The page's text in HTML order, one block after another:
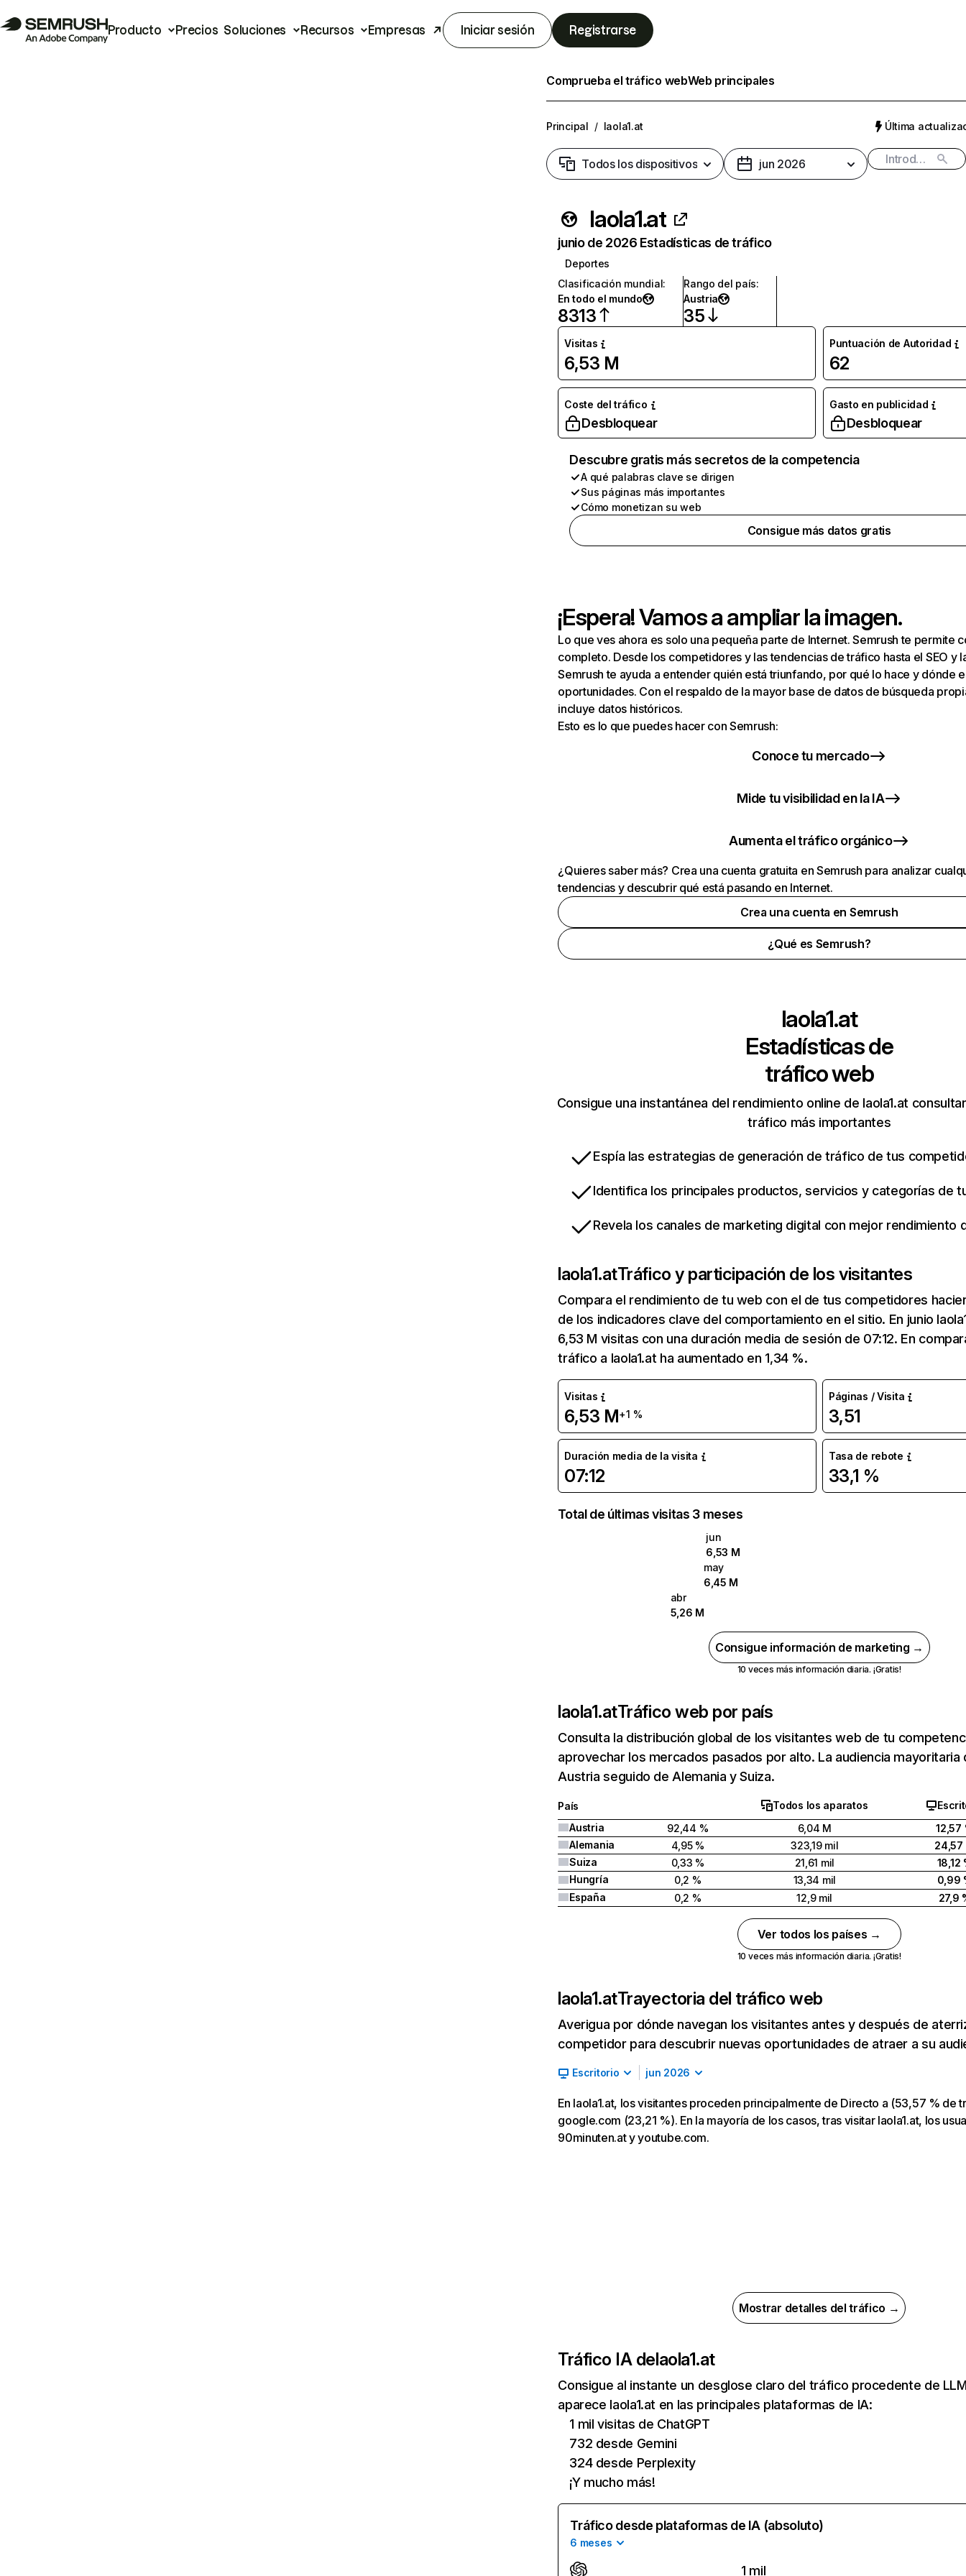
Producto Precios Soluciones Recursos Empresas Iniciar sesión Registrarse
Comprueba el tráfico webWeb principales
Principal / laola1.at Última
Todos los dispositivos jun 2026
laola1.at
junio de 2026 Estadísticas de tráfico
Deportes
Clasificación mundial:
En todo el mundo
8313
Rango del país:
Austria
35
Visitas
6,53 M
Puntuación de Autoridad
62
Coste del tráfico
Desbloquear
Gasto en publicidad
Desbloquear
Descubre gratis más secretos de la competencia
A qué palabras clave se dirigen
Sus páginas más importantes
Cómo monetizan su web
Consigue más datos gratis
¡Espera! Vamos a ampliar la imagen.
Lo que ves ahora es solo una pequeña parte de Internet. Semrush te permite
completo. Desde los competidores y las tendencias de tráfico hasta el SEO y
Semrush te ayuda a entender quién está triunfando, por qué lo hace y dónde
oportunidades. Con el respaldo de la mayor base de datos de búsqueda
incluye datos históricos.
Esto es lo que puedes hacer con Semrush:
Conoce tu mercado
Mide tu visibilidad en la IA
Aumenta el tráfico orgánico
¿Quieres saber más? Crea una cuenta gratuita en Semrush para analizar
tendencias y descubrir qué está pasando en Internet.
Crea una cuenta en Semrush
¿Qué es Semrush?
laola1.at
Estadísticas de
tráfico web
Consigue una instantánea del rendimiento online de laola1.at
tráfico más importantes
Espía las estrategias de generación de tráfico de tus
Identifica los principales productos, servicios y categorías de
Revela los canales de marketing digital con mejor rendimiento
laola1.atTráfico y participación de los visitantes
Compara el rendimiento de tu web con el de tus competidores
de los indicadores clave del comportamiento en el sitio. En junio
6,53 M visitas con una duración media de sesión de 07:12. En
tráfico a laola1.at ha aumentado en 1,34 %.
Visitas
6,53 M+1 %
Páginas / Visita
3,51
Duración media de la visita
07:12
Tasa de rebote
33,1 %
Total de últimas visitas 3 meses
jun
6,53 M
may
6,45 M
abr
5,26 M
Consigue información de marketing →
10 veces más información diaria. ¡Gratis!
laola1.atTráfico web por país
Consulta la distribución global de los visitantes web de tu
aprovechar los mercados pasados por alto. La audiencia mayoritaria
Austria seguido de Alemania y Suiza.
País Todos los aparatos
Austria
92,44 % 6,04 M
12,57
Alemania
4,95 % 323,19 mil
24,57
Suiza
0,33 % 21,61 mil
18,12
Hungría
0,2 % 13,34 mil
0,99
España
0,2 % 12,9 mil 27,9
Ver todos los países →
10 veces más información diaria. ¡Gratis!
laola1.atTrayectoria del tráfico web
Averigua por dónde navegan los visitantes antes y después de
competidor para descubrir nuevas oportunidades de atraer a su
Escritorio jun 2026
En laola1.at, los visitantes proceden principalmente de Directo a (53,57 % de
google.com (23,21 %). En la mayoría de los casos, tras visitar laola1.at, los
90minuten.at y youtube.com.
Mostrar detalles del tráfico →
Tráfico IA delaola1.at
Consigue al instante un desglose claro del tráfico procedente de
aparece laola1.at en las principales plataformas de IA:
1 mil visitas de ChatGPT
732 desde Gemini
324 desde Perplexity
¡Y mucho más!
Tráfico desde plataformas de IA (absoluto)
6 meses
1 mil